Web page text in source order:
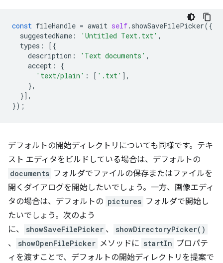
const fileHandle = await self. showSaveFilePicker({
suggestedName : 'Untitled Text.txt' ,
types :
[{
description : 'Text documents' ,
accept :
{
'text/plain' : [ '.txt' ],
},
}],
});
デフォルトの開始ディレクトリについても同様です。テキ
スト エディタをビルドしている場合は、デフォルトの
documents フォルダでファイルの保存またはファイルを
開くダイアログを開始したいでしょう。一方、画像エディ
タの場合は、デフォルトの pictures フォルダで開始し
たいでしょう。次のよう
に、
showSaveFilePicker 、 showDirectoryPicker()
、 showOpenFilePicker メソッドに startIn プロパテ
ィを渡すことで、デフォルトの開始ディレクトリを提案で